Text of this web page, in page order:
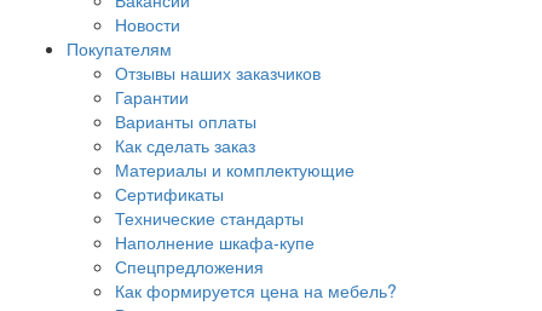
Новости
Покупателям
Отзывы наших заказчиков
Гарантии
Варианты оплаты
Как сделать заказ
Материалы и комплектующие
Сертификаты
Технические стандарты
Наполнение шкафа-купе
Спецпредложения
Как формируется цена на мебель?